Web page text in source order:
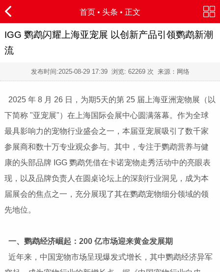
首页 • 头条 • 正文
IGG 鹦鹉闪耀上海亚宠展 以创新产品引领鹦鹉新潮
流
发布时间:2025-08-29 17:39浏览: 62269 次 来源：网络
2025 年 8 月 26 日，为期5天的第 25 届上海亚洲宠物展（以
下简称 "亚宠展"）在上海国际会展中心圆满落幕。作为全球
最具影响力的宠物行业盛会之一，本届亚宠展吸引了数千家
参展商和数十万专业观众参与。其中，专注于鹦鹉营养与健
康的头部品牌 IGG 鹦鹉凭借在卡诺宠物走秀活动中的亮眼表
现，以及品牌负责人在圆桌论坛上的深刻行业洞见，成为本
届展会的焦点之一，充分展现了其在鹦鹉宠物细分领域的领
先地位。
一、鹦鹉经济崛起：200 亿市场迎来黄金发展期
近年来，中国宠物市场呈现爆发式增长，其中鹦鹉经济异军